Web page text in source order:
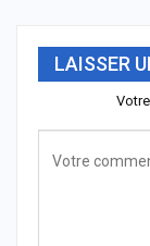
LAISSER